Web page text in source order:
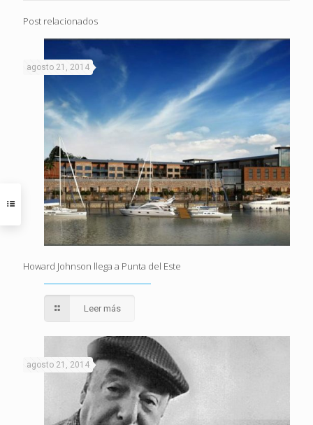
Post relacionados
agosto 21, 2014
Howard Johnson llega a Punta del Este
Leer más
agosto 21, 2014